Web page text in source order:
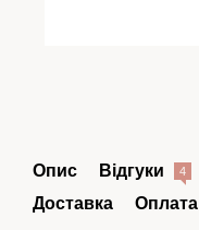
Опис Відгуки 4
Доставка Оплата